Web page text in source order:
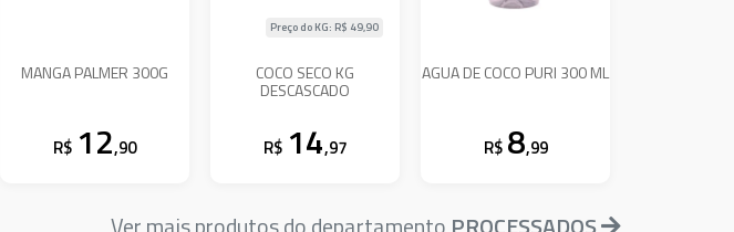
MANGA PALMER 300G
R$ 12,90
COCO SECO KG
DESCASCADO
Preço do KG: R$ 49,90
R$ 14,97
AGUA DE COCO PURI 300 ML
R$ 8,99